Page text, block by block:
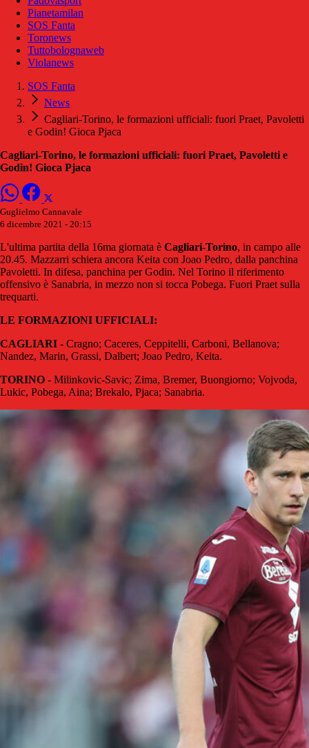
Pianetamilan
SOS Fanta
Toronews
Tuttobolognaweb
Violanews
SOS Fanta
News
Cagliari-Torino, le formazioni ufficiali: fuori Praet, Pavoletti
e Godin! Gioca Pjaca
Cagliari-Torino, le formazioni ufficiali: fuori Praet, Pavoletti e
Godin! Gioca Pjaca
Guglielmo Cannavale
6 dicembre 2021 - 20:15
L'ultima partita della 16ma giornata è Cagliari-Torino, in campo alle
20.45. Mazzarri schiera ancora Keita con Joao Pedro, dalla panchina
Pavoletti. In difesa, panchina per Godin. Nel Torino il riferimento
offensivo è Sanabria, in mezzo non si tocca Pobega. Fuori Praet sulla
trequarti.
LE FORMAZIONI UFFICIALI:
CAGLIARI - Cragno; Caceres, Ceppitelli, Carboni, Bellanova;
Nandez, Marin, Grassi, Dalbert; Joao Pedro, Keita.
TORINO - Milinkovic-Savic; Zima, Bremer, Buongiorno; Vojvoda,
Lukic, Pobega, Aina; Brekalo, Pjaca; Sanabria.